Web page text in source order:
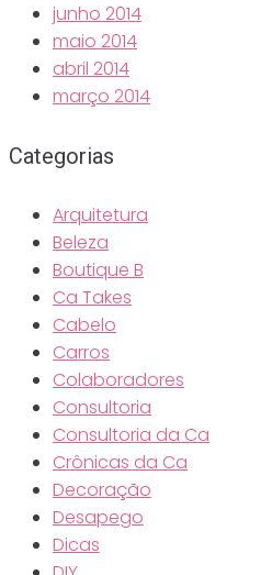
junho 2014
maio 2014
abril 2014
março 2014
Categorias
Arquitetura
Beleza
Boutique B
Ca Takes
Cabelo
Carros
Colaboradores
Consultoria
Consultoria da Ca
Crônicas da Ca
Decoração
Desapego
Dicas